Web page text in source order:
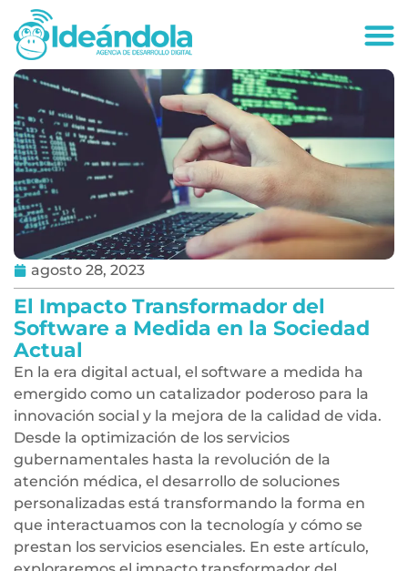
agosto 28, 2023
El Impacto Transformador del
Software a Medida en la Sociedad
Actual
En la era digital actual, el software a medida ha
emergido como un catalizador poderoso para la
innovación social y la mejora de la calidad de vida.
Desde la optimización de los servicios
gubernamentales hasta la revolución de la
atención médica, el desarrollo de soluciones
personalizadas está transformando la forma en
que interactuamos con la tecnología y cómo se
prestan los servicios esenciales. En este artículo,